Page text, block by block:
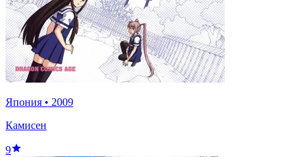
Япония • 2009
Камисен
9